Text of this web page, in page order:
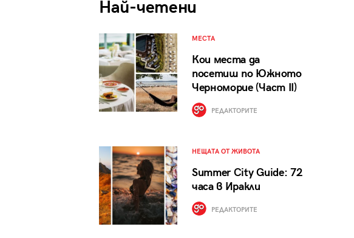
Най-четени
МЕСТА
Кои места да
посетиш по Южното
Черноморие (Част II)
РЕДАКТОРИТЕ
НЕЩАТА ОТ ЖИВОТА
Summer City Guide: 72
часа в Иракли
РЕДАКТОРИТЕ